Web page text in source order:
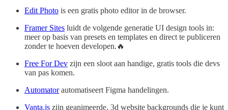
Edit Photo is een gratis photo editor in de browser.
Framer Sites luidt de volgende generatie UI design tools in:
meer op basis van presets en templates en direct te publiceren
zonder te hoeven developen.🔥
Free For Dev zijn een sloot aan handige, gratis tools die devs
van pas komen.
Automatorautomatiseert Figma handelingen.
Vanta.js zijn geanimeerde, 3d website backgrounds die je kunt